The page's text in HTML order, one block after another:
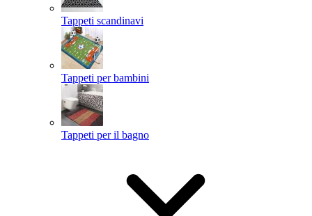
Tappeti scandinavi
Tappeti per bambini
Tappeti per il bagno